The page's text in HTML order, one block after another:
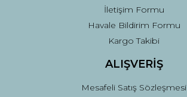
Gönder
İletişim Formu
Havale Bildirim Formu
Kargo Takibi
ALIŞVERİŞ
Mesafeli Satış Sözleşmesi